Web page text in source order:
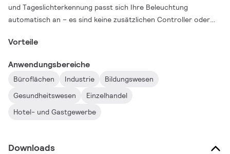
und Tageslichterkennung passt sich Ihre Beleuchtung
automatisch an – es sind keine zusätzlichen Controller oder
Interact-App können Sie jederzeit Zonen anpassen und neu
Verdrahtung machen zu müssen. Verabschieden Sie sich von
komplizierten Einstellungen und begrüßen Sie schnelle,
mühelose Energieeinsparungen. Treffen Sie die intelligente Wahl
integrierten Wireless-Sensoren und sichern Sie sich eine
ist.
Vorteile
Anwendungsbereiche
Büroflächen Industrie
Bildungswesen
Gesundheitswesen
Einzelhandel
Hotel- und Gastgewerbe
Downloads